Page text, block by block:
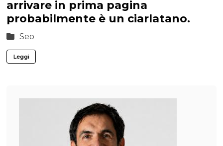
arrivare in prima pagina
probabilmente è un ciarlatano.
Seo
Leggi